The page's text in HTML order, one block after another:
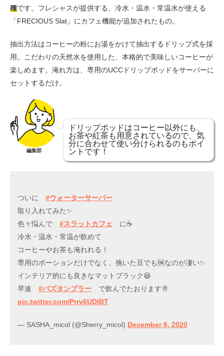
種です。フレシャスが提供する、冷水・温水・常温水が使える
「FRECIOUS Slat」にカフェ機能が追加されたもの。
抽出方法はコーヒーの粉にお湯をかけて抽出するドリップ式を採
用。こだわりの天然水を使用した、本格的で美味しいコーヒーが
楽しめます。淹れ方は、専用のUCCドリップポッドをサーバーに
セットするだけ。
編集部
ドリップポッドはコーヒー以外にも、
お茶や紅茶も用意されているので、気
分に合わせて使い分けられるのもポイ
ントです！
ついに #ウォーターサーバー
取り入れてみた✨
色々悩んで #スラットカフェ に☕️
冷水・温水・常温が飲めて
コーヒーやお茶も淹れれる！
専用のポーションだけでなく、挽いた豆でも🆗なのが凄い✨
インテリア的にも良きなマットブラック😆
早速 #バズタンブラー で飲んでたおります🥂
pic.twitter.com/Prrv6UDlBT
— SASHA_micol (@Sherry_micol) December 6, 2020